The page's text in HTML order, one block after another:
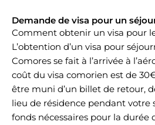
Demande de visa pour un
Comment obtenir un visa pour
L’obtention d’un visa pour
Comores se fait à l’arrivée à
coût du visa comorien est de
être muni d’un billet de retour,
lieu de résidence pendant votre
fonds nécessaires pour la durée